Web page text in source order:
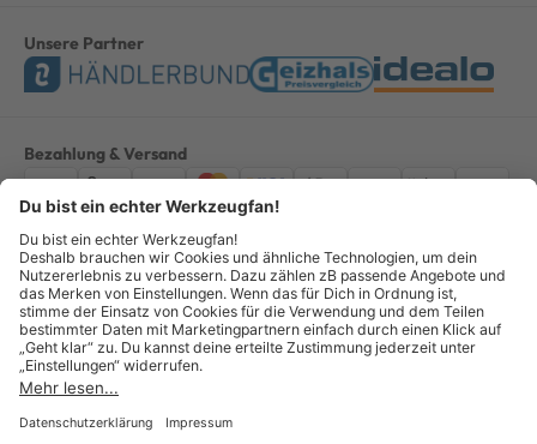
Unsere Partner
Bezahlung & Versand
ImpressumAGBDatenschutzWiderruf Vertrag widerrufen
Alle Preise verstehen sich inkl. ges. MwSt. *Kostenloser Versand innerhalb
Deutschlands, bei Bestellungen ab 100,00 Euro.
© Copyright 2026 GOTOOLS GmbH - Alle Rechte vorbehalten. powered by
createyourtemplate